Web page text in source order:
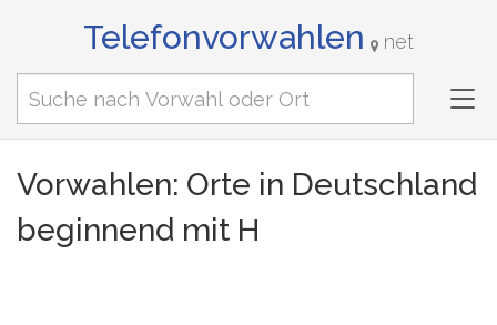
Telefonvorwahlen net
Vorwahlen: Orte in Deutschland
beginnend mit H